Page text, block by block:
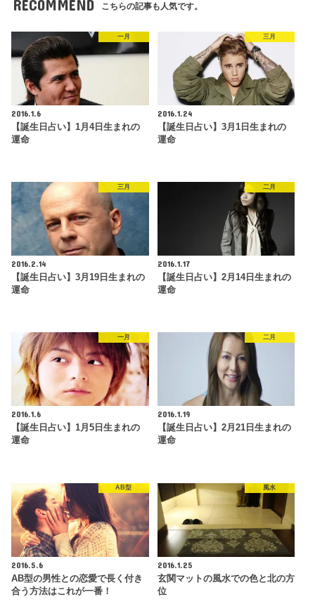
RECOMMEND こちらの記事も人気です。
一月
2016.1.6
【誕生日占い】1月4日生まれの
運命
三月
2016.1.24
【誕生日占い】3月1日生まれの
運命
三月
2016.2.14
【誕生日占い】3月19日生まれの
運命
二月
2016.1.17
【誕生日占い】2月14日生まれの
運命
一月
2016.1.6
【誕生日占い】1月5日生まれの
運命
二月
2016.1.19
【誕生日占い】2月21日生まれの
運命
AB型
2016.5.6
AB型の男性との恋愛で長く付き
合う方法はこれが一番！
風水
2016.1.25
玄関マットの風水での色と北の方
位